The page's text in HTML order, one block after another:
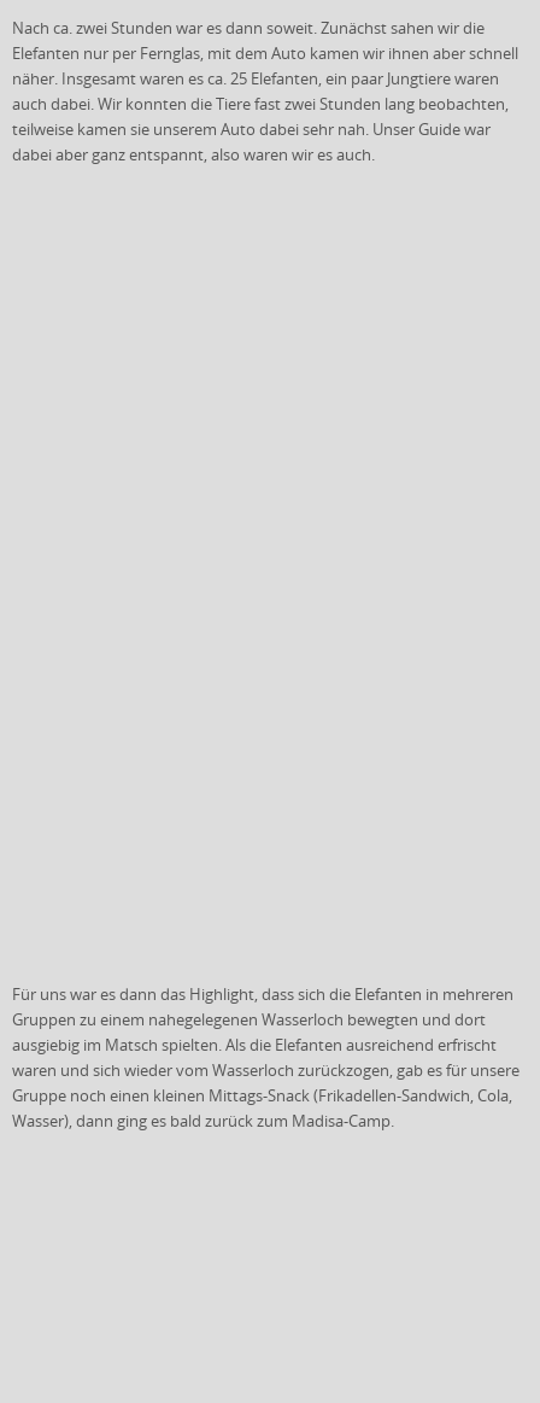
Nach ca. zwei Stunden war es dann soweit. Zunächst sahen wir die
Elefanten nur per Fernglas, mit dem Auto kamen wir ihnen aber schnell
näher. Insgesamt waren es ca. 25 Elefanten, ein paar Jungtiere waren
auch dabei. Wir konnten die Tiere fast zwei Stunden lang beobachten,
teilweise kamen sie unserem Auto dabei sehr nah. Unser Guide war
dabei aber ganz entspannt, also waren wir es auch.
Für uns war es dann das Highlight, dass sich die Elefanten in mehreren
Gruppen zu einem nahegelegenen Wasserloch bewegten und dort
ausgiebig im Matsch spielten. Als die Elefanten ausreichend erfrischt
waren und sich wieder vom Wasserloch zurückzogen, gab es für unsere
Gruppe noch einen kleinen Mittags-Snack (Frikadellen-Sandwich, Cola,
Wasser), dann ging es bald zurück zum Madisa-Camp.